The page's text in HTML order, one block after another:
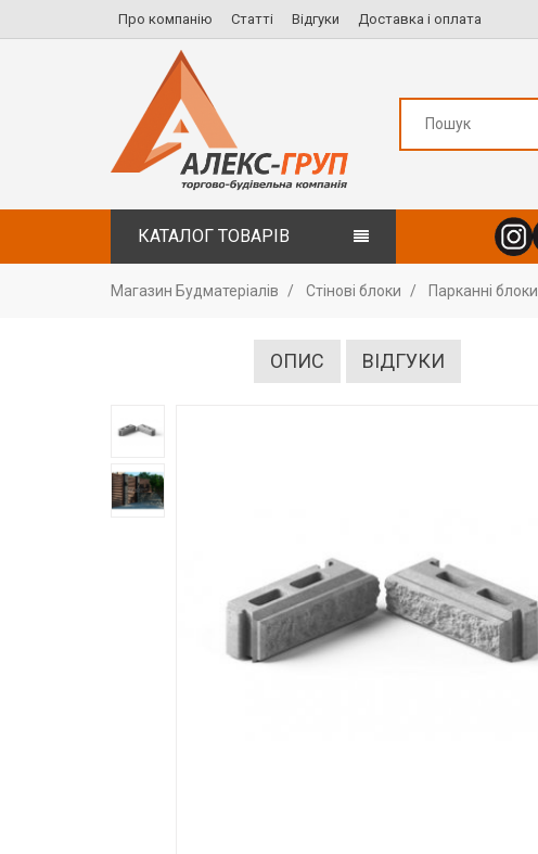
Про компанію Статті Відгуки Доставка і оплата
КАТАЛОГ ТОВАРІВ
Магазин Будматеріалів Стінові блоки Парканні блоки
ОПИС ВІДГУКИ